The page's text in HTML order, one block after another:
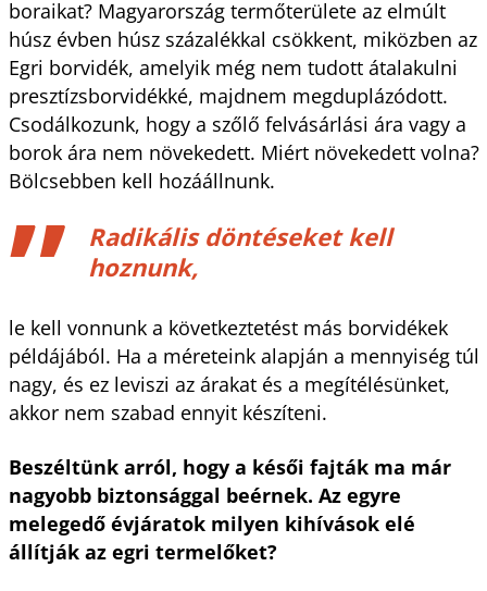
boraikat? Magyarország termőterülete az elmúlt
húsz évben húsz százalékkal csökkent, miközben az
Egri borvidék, amelyik még nem tudott átalakulni
presztízsborvidékké, majdnem megduplázódott.
Csodálkozunk, hogy a szőlő felvásárlási ára vagy a
borok ára nem növekedett. Miért növekedett volna?
Bölcsebben kell hozáállnunk.
Radikális döntéseket kell
hoznunk,
le kell vonnunk a következtetést más borvidékek
példájából. Ha a méreteink alapján a mennyiség túl
nagy, és ez leviszi az árakat és a megítélésünket,
akkor nem szabad ennyit készíteni.
Beszéltünk arról, hogy a késői fajták ma már
nagyobb biztonsággal beérnek. Az egyre
melegedő évjáratok milyen kihívások elé
állítják az egri termelőket?